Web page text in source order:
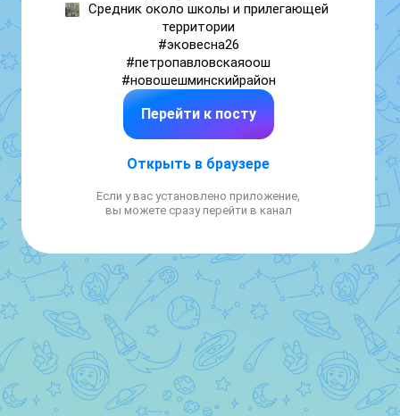
Средник около школы и прилегающей
территории
#эковесна26
#петропавловскаяоош
#новошешминскийрайон
Перейти к посту
Открыть в браузере
Если у вас установлено приложение,
вы можете сразу перейти в канал